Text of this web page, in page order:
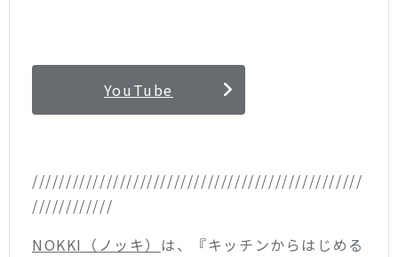
YouTube
/////////////////////////////////////////////////
////////////
NOKKI（ノッキ） は、『キッチンからはじめる